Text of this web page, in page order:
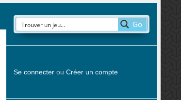
Go
Se connecterou Créer un compte